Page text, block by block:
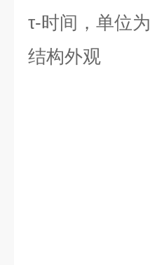
τ-时间，单位为
结构外观